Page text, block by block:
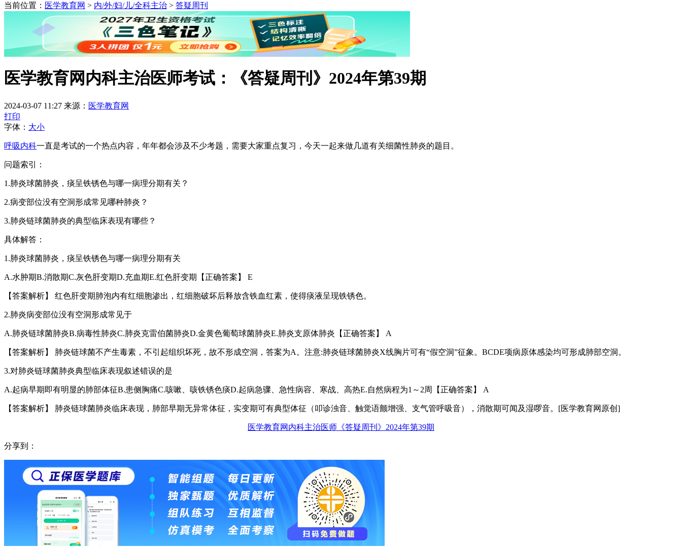
当前位置： 医学教育网 > 内/外/妇/儿/全科主治 > 答疑周刊
医学教育网内科主治医师考试：《答疑周刊》2024年第39期
2024-03-07 11:27 来源： 医学教育网
打印
字体： 大小
呼吸内科一直是考试的一个热点内容，年年都会涉及不少考题，需要大家重点复习，今天一起来做几道有关细菌性肺炎的题目。
问题索引：
1.肺炎球菌肺炎，痰呈铁锈色与哪一病理分期有关？
2.病变部位没有空洞形成常见哪种肺炎？
3.肺炎链球菌肺炎的典型临床表现有哪些？
具体解答：
1.肺炎球菌肺炎，痰呈铁锈色与哪一病理分期有关
A.水肿期B.消散期C.灰色肝变期D.充血期E.红色肝变期【正确答案】 E
【答案解析】 红色肝变期肺泡内有红细胞渗出，红细胞破坏后释放含铁血红素，使得痰液呈现铁锈色。
2.肺炎病变部位没有空洞形成常见于
A.肺炎链球菌肺炎B.病毒性肺炎C.肺炎克雷伯菌肺炎D.金黄色葡萄球菌肺炎E.肺炎支原体肺炎【正确答案】 A
【答案解析】 肺炎链球菌不产生毒素，不引起组织坏死，故不形成空洞，答案为A。注意:肺炎链球菌肺炎X线胸片可有“假空洞”征象。BCDE项病原体感染均可形成肺部空洞。
3.对肺炎链球菌肺炎典型临床表现叙述错误的是
A.起病早期即有明显的肺部体征B.患侧胸痛C.咳嗽、咳铁锈色痰D.起病急骤、急性病容、寒战、高热E.自然病程为1～2周【正确答案】 A
【答案解析】 肺炎链球菌肺炎临床表现，肺部早期无异常体征，实变期可有典型体征（叩诊浊音、触觉语颤增强、支气管呼吸音），消散期可闻及湿啰音。[医学教育网原创]
医学教育网内科主治医师《答疑周刊》2024年第39期
分享到：